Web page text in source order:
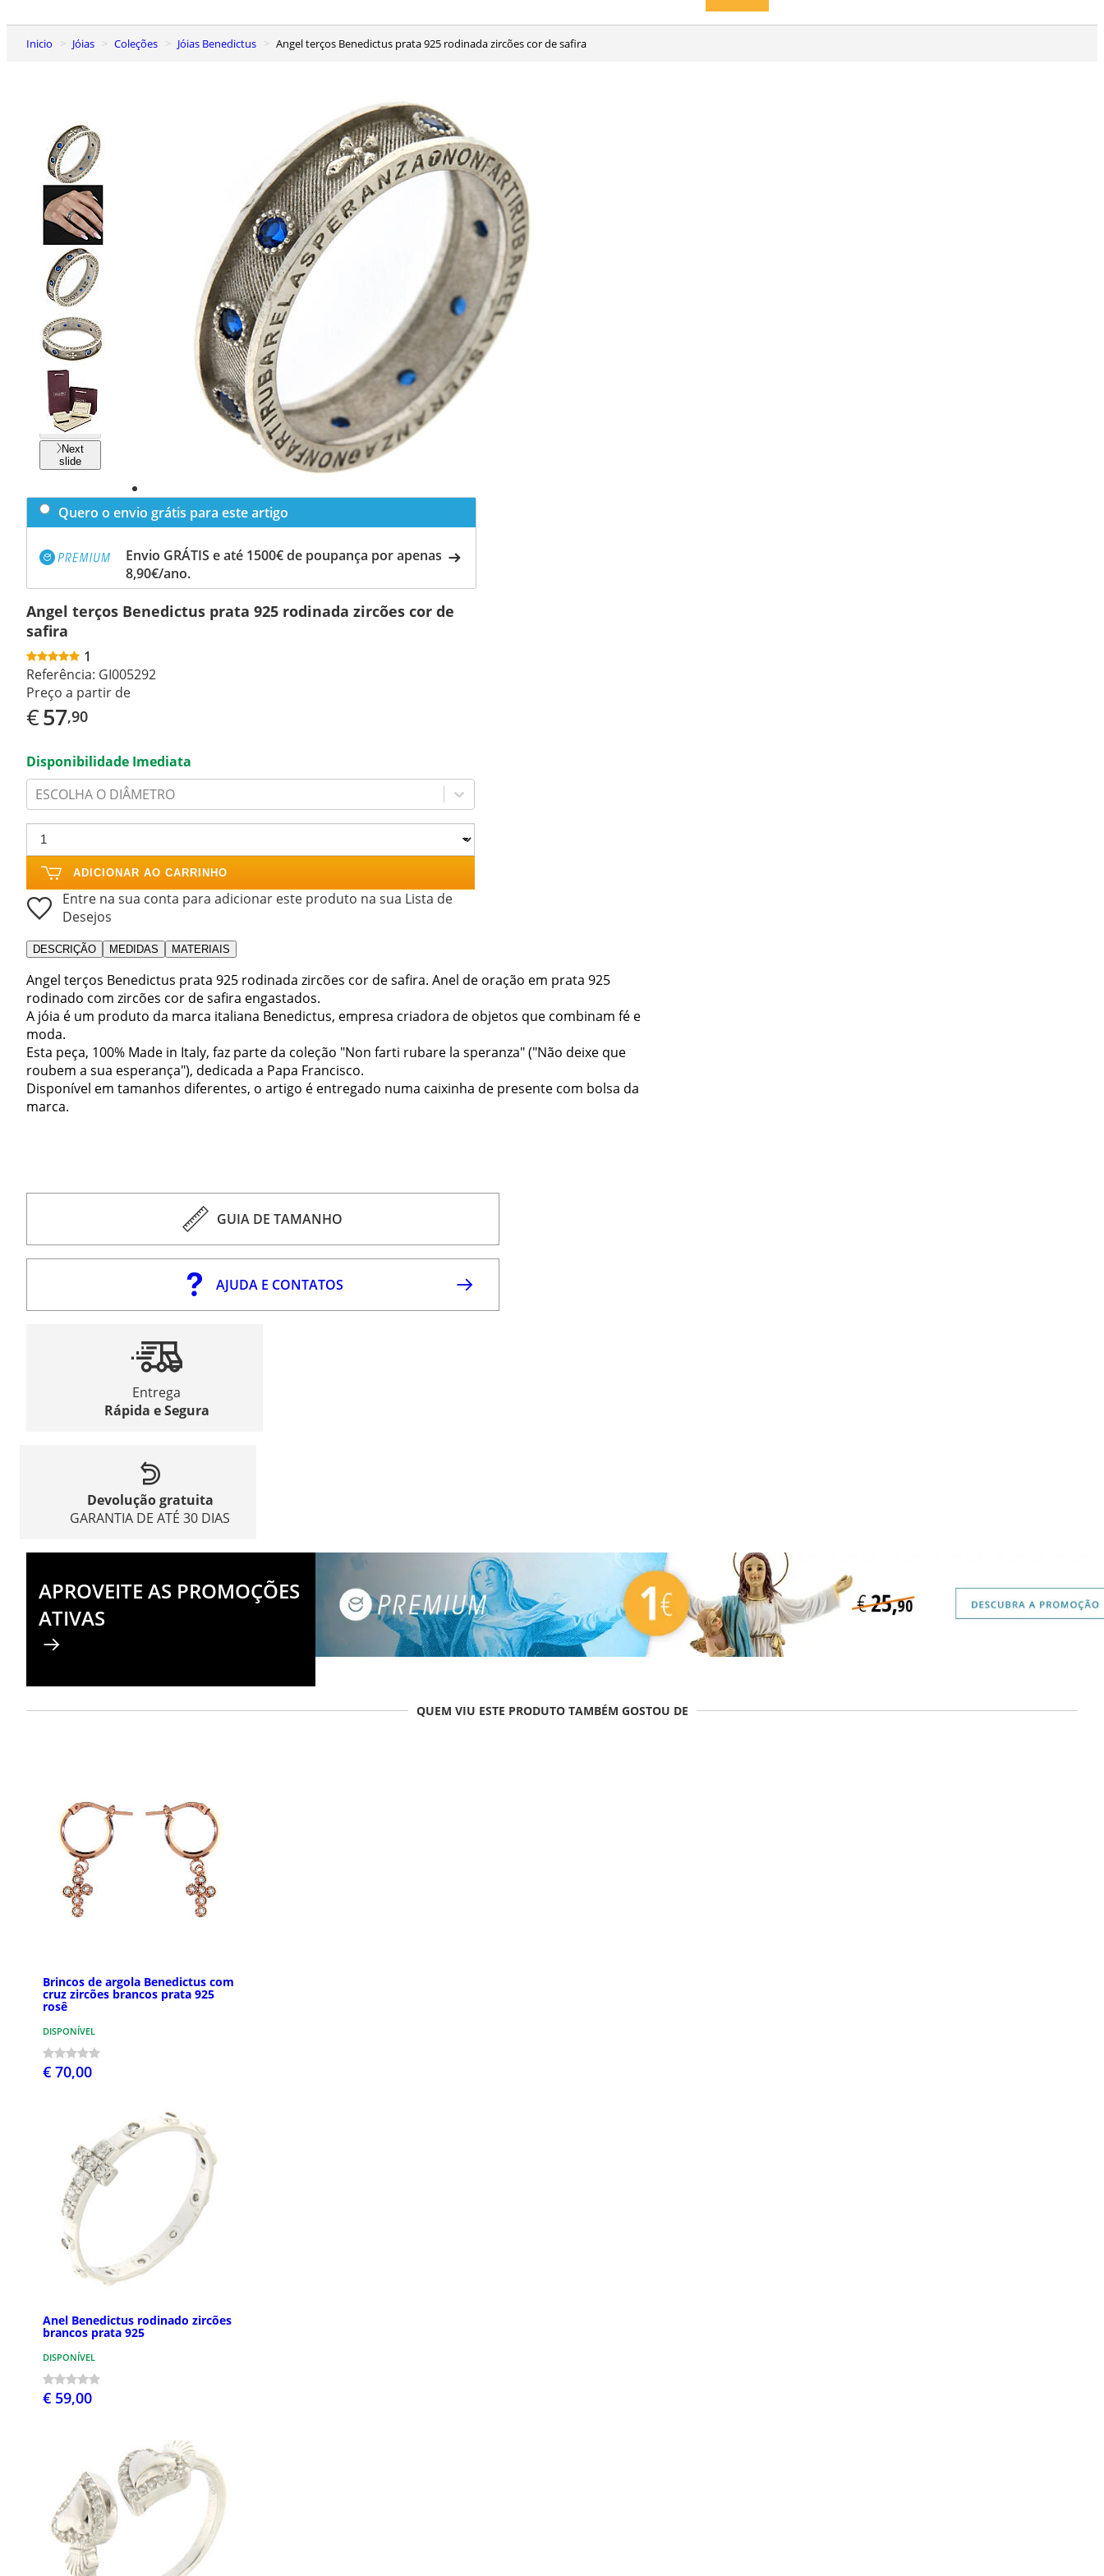
Inicio Jóias Coleções Jóias Benedictus Angel terços Benedictus prata 925 rodinada zircões cor de safira
Previous
slide
Next
slide
Quero o envio grátis para este artigo
Envio GRÁTIS e até 1500€ de poupança por apenas
8,90€/ano.
Angel terços Benedictus prata 925 rodinada zircões cor de
safira
1
Referência: GI005292
Preço a partir de
€57,90
Disponibilidade Imediata
ESCOLHA O DIÂMETRO
ADICIONAR AO CARRINHO
Entre na sua conta para adicionar este produto na sua Lista de
Desejos
DESCRIÇÃO MEDIDAS MATERIAIS
Angel terços Benedictus prata 925 rodinada zircões cor de safira. Anel de oração em prata 925
rodinado com zircões cor de safira engastados.
A jóia é um produto da marca italiana Benedictus, empresa criadora de objetos que combinam fé e
moda.
Esta peça, 100% Made in Italy, faz parte da coleção "Non farti rubare la speranza" ("Não deixe que
roubem a sua esperança"), dedicada a Papa Francisco.
Disponível em tamanhos diferentes, o artigo é entregado numa caixinha de presente com bolsa da
marca.
GUIA DE TAMANHO
AJUDA E CONTATOS
Entrega
Rápida e Segura
Devolução gratuita
GARANTIA DE ATÉ 30 DIAS
APROVEITE AS PROMOÇÕES
ATIVAS
QUEM VIU ESTE PRODUTO TAMBÉM GOSTOU DE
Brincos de argola Benedictus com
cruz zircões brancos prata 925
rosê
DISPONÍVEL
€ 70,00
Anel Benedictus rodinado zircões
brancos prata 925
DISPONÍVEL
€ 59,00